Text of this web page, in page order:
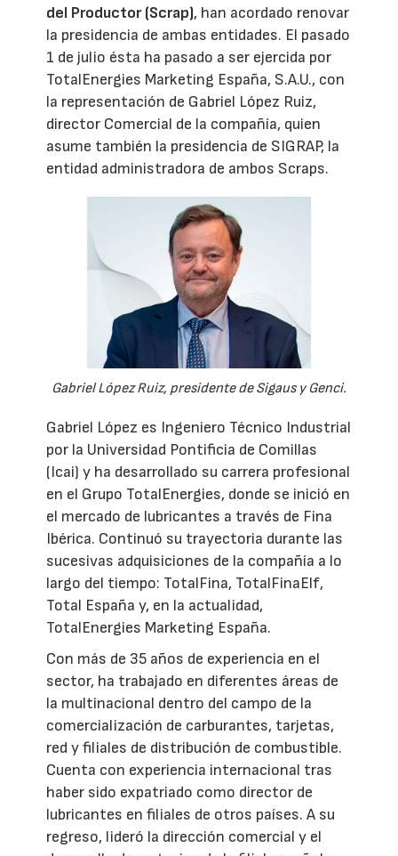
del Productor (Scrap), han acordado renovar
la presidencia de ambas entidades. El pasado
1 de julio ésta ha pasado a ser ejercida por
TotalEnergies Marketing España, S.A.U., con
la representación de Gabriel López Ruiz,
director Comercial de la compañía, quien
asume también la presidencia de SIGRAP, la
entidad administradora de ambos Scraps.
Gabriel López Ruiz, presidente de Sigaus y Genci.
Gabriel López es Ingeniero Técnico Industrial
por la Universidad Pontificia de Comillas
(Icai) y ha desarrollado su carrera profesional
en el Grupo TotalEnergies, donde se inició en
el mercado de lubricantes a través de Fina
Ibérica. Continuó su trayectoria durante las
sucesivas adquisiciones de la compañía a lo
largo del tiempo: TotalFina, TotalFinaElf,
Total España y, en la actualidad,
TotalEnergies Marketing España.
Con más de 35 años de experiencia en el
sector, ha trabajado en diferentes áreas de
la multinacional dentro del campo de la
comercialización de carburantes, tarjetas,
red y filiales de distribución de combustible.
Cuenta con experiencia internacional tras
haber sido expatriado como director de
lubricantes en filiales de otros países. A su
regreso, lideró la dirección comercial y el